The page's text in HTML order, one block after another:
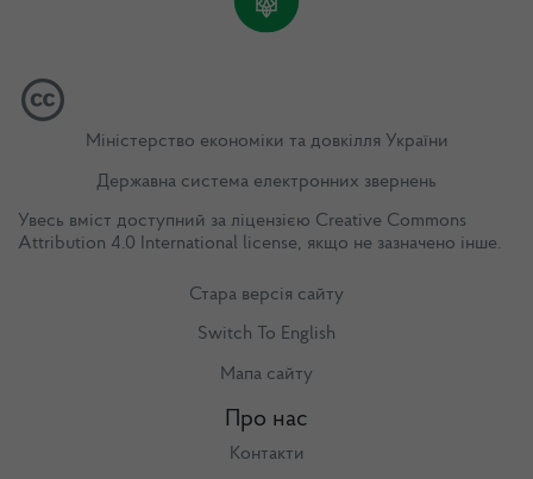
Міністерство економіки та довкілля України
Державна система електронних звернень
Увесь вміст доступний за ліцензією Creative Commons
Attribution 4.0 International license, якщо не зазначено інше.
Стара версія сайту
Switch To English
Мапа сайту
Про нас
Контакти